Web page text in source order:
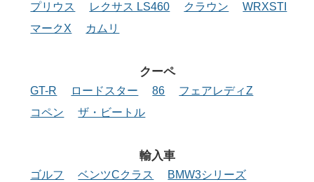
プリウス レクサス LS460 クラウン
WRXSTI
マークX
カムリ
クーペ
GT-R ロードスター 86
フェアレディZ
コペン
ザ・ビートル
輸入車
ゴルフ ベンツCクラス
BMW3シリーズ